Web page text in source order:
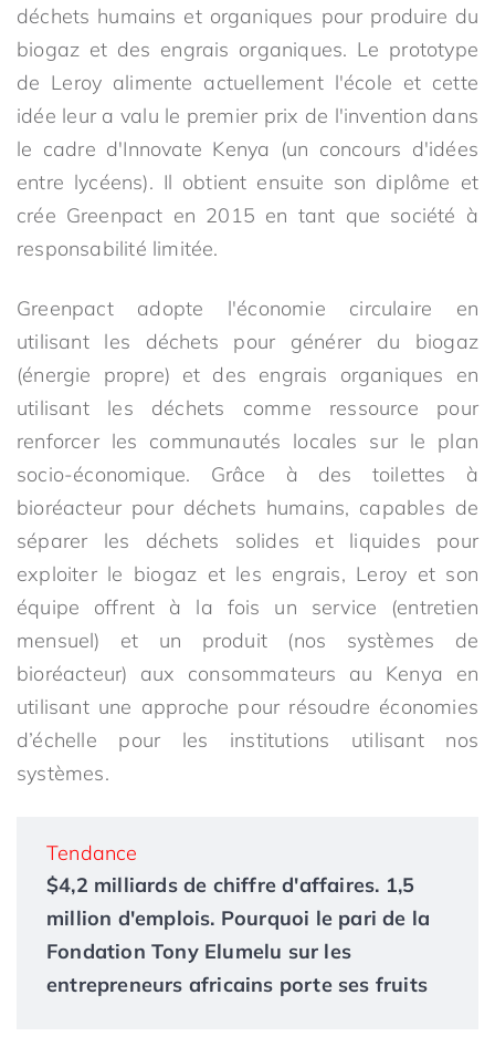
déchets humains et organiques pour produire du
biogaz et des engrais organiques. Le prototype
de Leroy alimente actuellement l'école et cette
idée leur a valu le premier prix de l'invention dans
le cadre d'Innovate Kenya (un concours d'idées
entre lycéens). Il obtient ensuite son diplôme et
crée Greenpact en 2015 en tant que société à
responsabilité limitée.
Greenpact adopte l'économie circulaire en
utilisant les déchets pour générer du biogaz
(énergie propre) et des engrais organiques en
utilisant les déchets comme ressource pour
renforcer les communautés locales sur le plan
socio-économique. Grâce à des toilettes à
bioréacteur pour déchets humains, capables de
séparer les déchets solides et liquides pour
exploiter le biogaz et les engrais, Leroy et son
équipe offrent à la fois un service (entretien
mensuel) et un produit (nos systèmes de
bioréacteur) aux consommateurs au Kenya en
utilisant une approche pour résoudre économies
d’échelle pour les institutions utilisant nos
systèmes.
Tendance
$4,2 milliards de chiffre d'affaires. 1,5
million d'emplois. Pourquoi le pari de la
Fondation Tony Elumelu sur les
entrepreneurs africains porte ses fruits